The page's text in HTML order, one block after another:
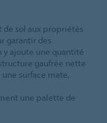
de sol aux propriétés
garantir des
y ajoute une quantité
gaufrée nette
surface mate,
une palette de